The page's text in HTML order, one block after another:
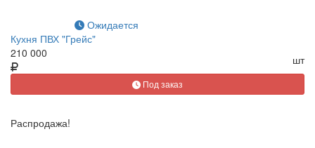
Ожидается
Кухня ПВХ "Грейс"
210 000
шт
Под заказ
Распродажа!